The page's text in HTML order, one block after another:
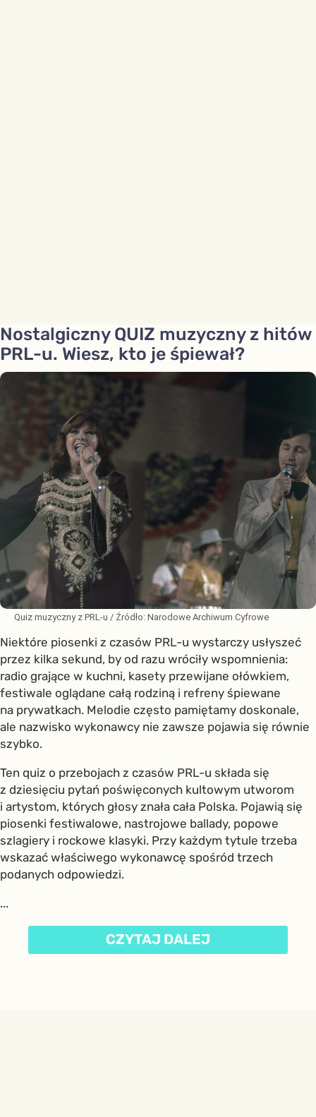
Nostalgiczny QUIZ muzyczny z hitów
PRL-u. Wiesz, kto je śpiewał?
Quiz muzyczny z PRL-u / Źródło: Narodowe Archiwum Cyfrowe
Niektóre piosenki z czasów PRL-u wystarczy usłyszeć
przez kilka sekund, by od razu wróciły wspomnienia:
radio grające w kuchni, kasety przewijane ołówkiem,
festiwale oglądane całą rodziną i refreny śpiewane
na prywatkach. Melodie często pamiętamy doskonale,
ale nazwisko wykonawcy nie zawsze pojawia się równie
szybko.
Ten quiz o przebojach z czasów PRL-u składa się
z dziesięciu pytań poświęconych kultowym utworom
i artystom, których głosy znała cała Polska. Pojawią się
piosenki festiwalowe, nastrojowe ballady, popowe
szlagiery i rockowe klasyki. Przy każdym tytule trzeba
wskazać właściwego wykonawcę spośród trzech
podanych odpowiedzi.
...
CZYTAJ DALEJ